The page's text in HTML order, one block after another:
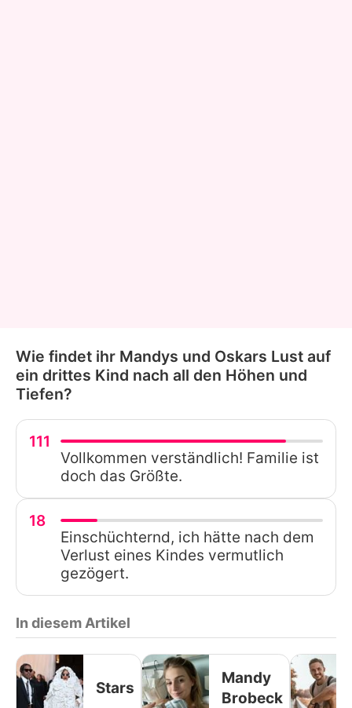
Wie findet ihr Mandys und Oskars Lust auf
ein drittes Kind nach all den Höhen und
Tiefen?
111
Vollkommen verständlich! Familie ist
doch das Größte.
18
Einschüchternd, ich hätte nach dem
Verlust eines Kindes vermutlich
gezögert.
In diesem Artikel
Stars
Mandy
Brobeck